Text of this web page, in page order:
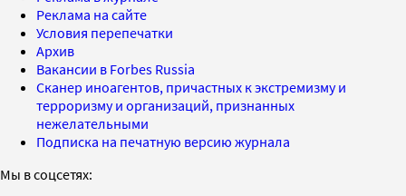
Реклама на сайте
Условия перепечатки
Архив
Вакансии в Forbes Russia
Сканер иноагентов, причастных к экстремизму и
терроризму и организаций, признанных
нежелательными
Подписка на печатную версию журнала
Мы в соцсетях: